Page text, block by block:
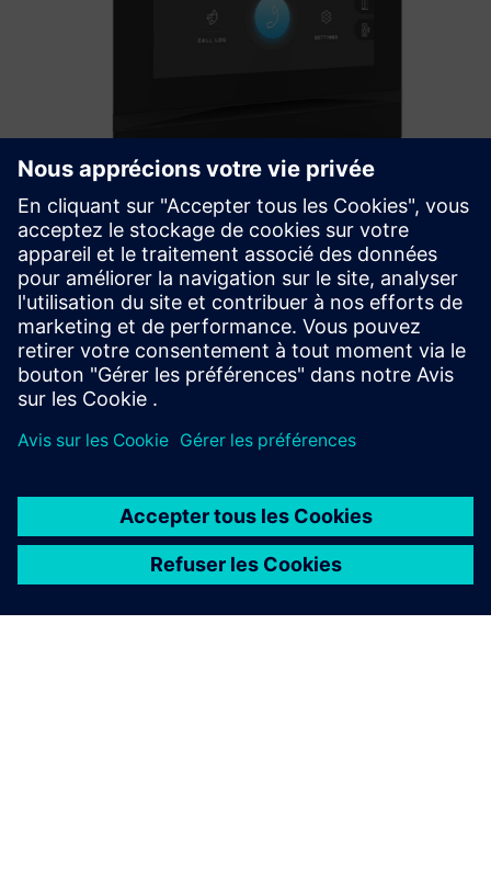
2N Indoor View
La principale caractéristique de la station intérieure 2N®
Indoor View est un écran tactile de 7″ avec un grand angle
de vision.
En savoir plus